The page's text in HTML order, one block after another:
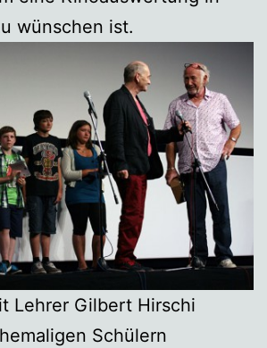
wünschen ist.
Lehrer Gilbert Hirschi
Schülern